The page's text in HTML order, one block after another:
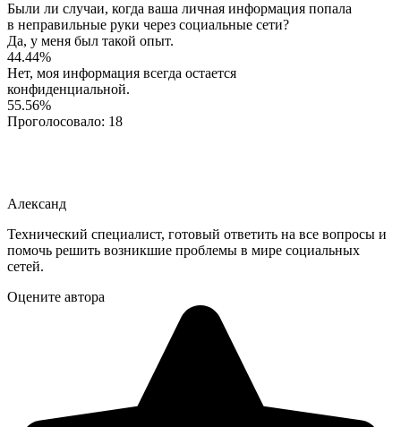
Были ли случаи, когда ваша личная информация попала
в неправильные руки через социальные сети?
Да, у меня был такой опыт.
44.44%
Нет, моя информация всегда остается
конфиденциальной.
55.56%
Проголосовало: 18
Александ
Технический специалист, готовый ответить на все вопросы и
помочь решить возникшие проблемы в мире социальных
сетей.
Оцените автора